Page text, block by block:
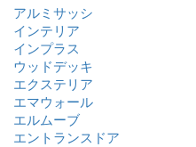
アルミサッシ
インテリア
インプラス
ウッドデッキ
エクステリア
エマウォール
エルムーブ
エントランスドア